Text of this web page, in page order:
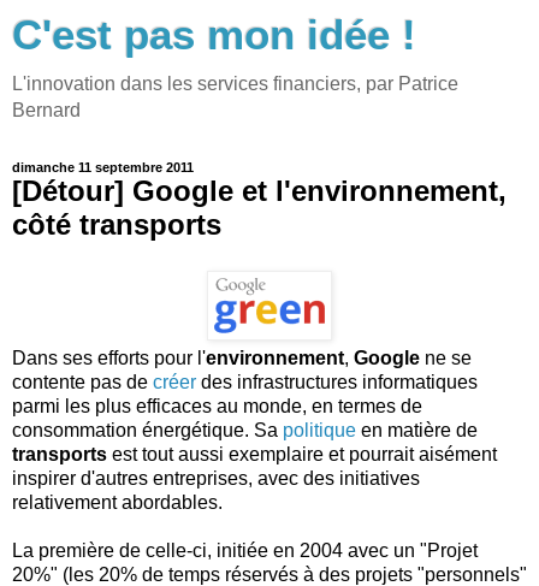
C'est pas mon idée !
L'innovation dans les services financiers, par Patrice
Bernard
dimanche 11 septembre 2011
[Détour] Google et l'environnement,
côté transports
Dans ses efforts pour l'environnement, Google ne se
contente pas de créer des infrastructures informatiques
parmi les plus efficaces au monde, en termes de
consommation énergétique. Sa politique en matière de
transports est tout aussi exemplaire et pourrait aisément
inspirer d'autres entreprises, avec des initiatives
relativement abordables.
La première de celle-ci, initiée en 2004 avec un "Projet
20%" (les 20% de temps réservés à des projets "personnels"